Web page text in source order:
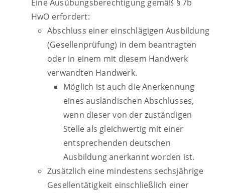
Eine Ausübungsberechtigung gemäß § 7b
HwO erfordert:
Abschluss einer einschlägigen Ausbildung
(Gesellenprüfung) in dem beantragten
oder in einem mit diesem Handwerk
verwandten Handwerk.
Möglich ist auch die Anerkennung
eines ausländischen Abschlusses,
wenn dieser von der zuständigen
Stelle als gleichwertig mit einer
entsprechenden deutschen
Ausbildung anerkannt worden ist.
Zusätzlich eine mindestens sechsjährige
Gesellentätigkeit einschließlich einer